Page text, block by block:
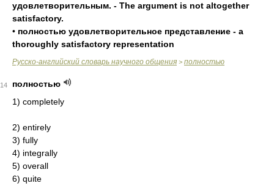
удовлетворительным. - The argument is not altogether
satisfactory.
• полностью удовлетворительное представление - а
thoroughly satisfactory representation
Русско-английский словарь научного общения > полностью
14
полностью
1) completely
2) entirely
3) fully
4) integrally
5) overall
6) quite